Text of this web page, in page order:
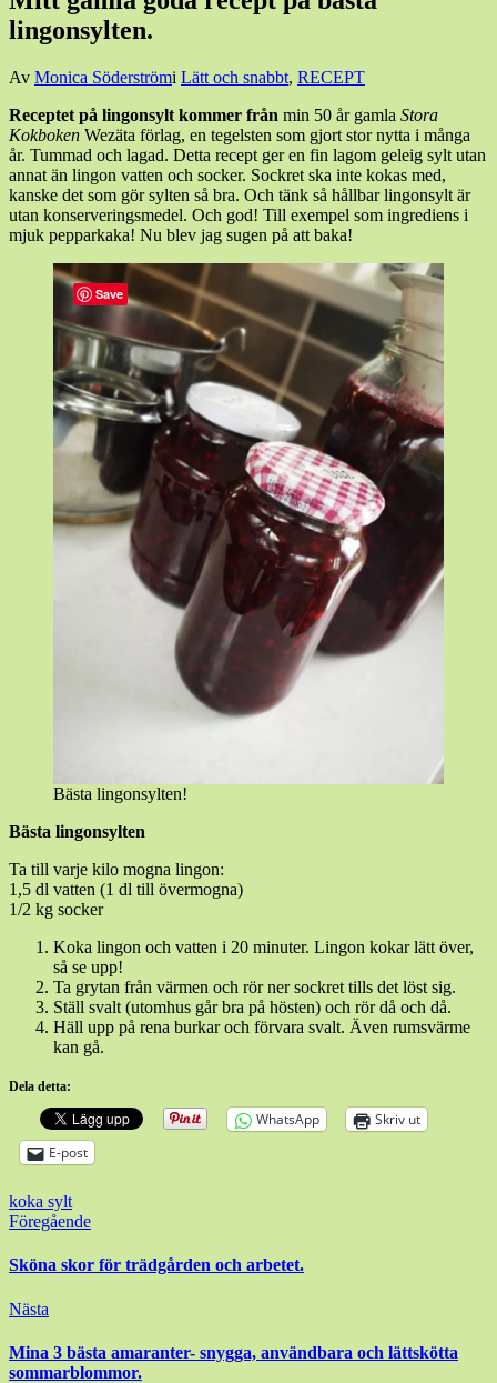
lingonsylten.
Den
oktober,
20221
oktober,
2022
Av Monica Söderströmi Lätt och snabbt, RECEPT
Receptet på lingonsylt kommer från min 50 år gamla Stora
Kokboken Wezäta förlag, en tegelsten som gjort stor nytta i många
år. Tummad och lagad. Detta recept ger en fin lagom geleig sylt utan
annat än lingon vatten och socker. Sockret ska inte kokas med,
kanske det som gör sylten så bra. Och tänk så hållbar lingonsylt är
utan konserveringsmedel. Och god! Till exempel som ingrediens i
mjuk pepparkaka! Nu blev jag sugen på att baka!
Bästa lingonsylten!
Bästa lingonsylten
Ta till varje kilo mogna lingon:
1,5 dl vatten (1 dl till övermogna)
1/2 kg socker
Koka lingon och vatten i 20 minuter. Lingon kokar lätt över,
så se upp!
Ta grytan från värmen och rör ner sockret tills det löst sig.
Ställ svalt (utomhus går bra på hösten) och rör då och då.
Häll upp på rena burkar och förvara svalt. Även rumsvärme
kan gå.
Dela detta:
WhatsApp
Skriv ut
E-post
koka sylt
Inläggsnavigering
Föregående
Sköna skor för trädgården och arbetet.
Nästa
Mina 3 bästa amaranter- snygga, användbara och lättskötta
sommarblommor.
Save